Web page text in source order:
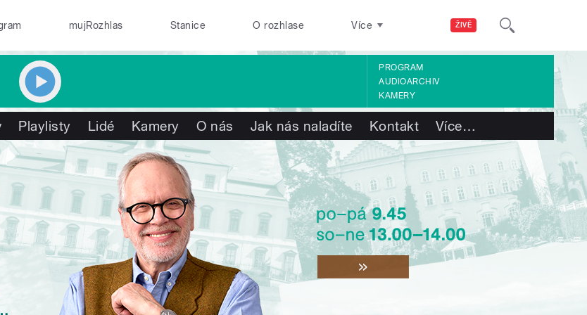
ŽIVĚ
mujRozhlas Stanice O rozhlase Více
PROGRAM
AUDIOARCHIV
KAMERY
Playlisty Lidé Kamery O nás Jak nás naladíte Kontakt Více…